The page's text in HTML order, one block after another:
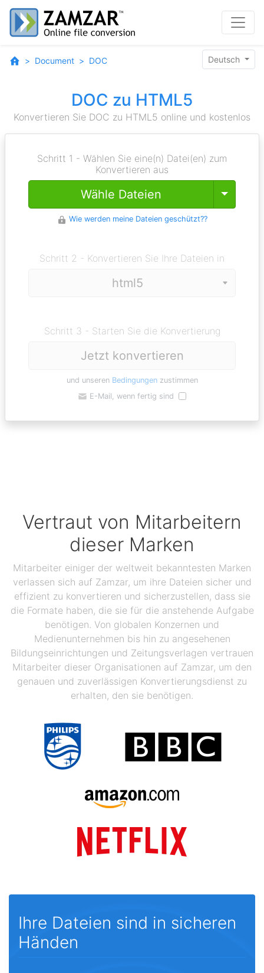
Document DOC Deutsch
DOC zu HTML5
Konvertieren Sie DOC zu HTML5 online und kostenlos
Schritt 1 - Wählen Sie eine(n) Datei(en) zum
Konvertieren aus
Wähle Dateien Toggle
Wie werden meine Dateien geschützt??
Schritt 2 - Konvertieren Sie Ihre Dateien in
Schritt 3 - Starten Sie die Konvertierung
Jetzt konvertieren
und unseren Bedingungenzustimmen
E-Mail, wenn fertig sind
Vertraut von Mitarbeitern
dieser Marken
Mitarbeiter einiger der weltweit bekanntesten Marken
verlassen sich auf Zamzar, um ihre Dateien sicher und
effizient zu konvertieren und sicherzustellen, dass sie
die Formate haben, die sie für die anstehende Aufgabe
benötigen. Von globalen Konzernen und
Medienunternehmen bis hin zu angesehenen
Bildungseinrichtungen und Zeitungsverlagen vertrauen
Mitarbeiter dieser Organisationen auf Zamzar, um den
genauen und zuverlässigen Konvertierungsdienst zu
erhalten, den sie benötigen.
Ihre Dateien sind in sicheren
Händen